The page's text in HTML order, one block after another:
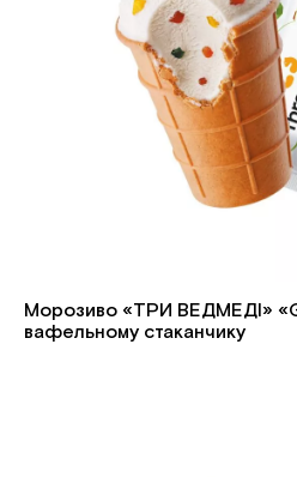
Морозиво «ТРИ ВЕДМЕДІ»
вафельному стаканчику